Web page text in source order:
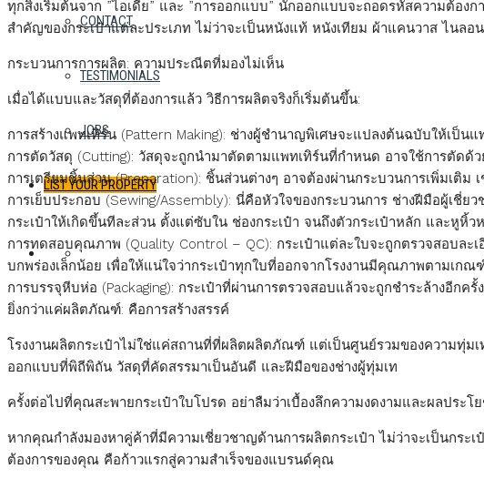
CONTACT
TESTIMONIALS
JOBS
LIST YOUR PROPERTY
FAVORITES0
ทุกสิ่งเริ่มต้นจาก ”ไอเดีย” และ ”การออกแบบ” นักออกแบบจะถอดรหัสความต้อ
สำคัญของกระเป๋าแต่ละประเภท ไม่ว่าจะเป็นหนังแท้ หนังเทียม ผ้าแคนวาส ไนล
กระบวนการการผลิต: ความประณีตที่มองไม่เห็น
เมื่อได้แบบและวัสดุที่ต้องการแล้ว วิธีการผลิตจริงก็เริ่มต้นขึ้น:
การสร้างแพทเทิร์น (Pattern Making): ช่างผู้ชำนาญพิเศษจะแปลงต้นฉบับให้เป็
การตัดวัสดุ (Cutting): วัสดุจะถูกนำมาตัดตามแพทเทิร์นที่กำหนด อาจใช้การตัด
การเตรียมชิ้นส่วน (Preparation): ชิ้นส่วนต่างๆ อาจต้องผ่านกระบวนการเพิ่มเติ
การเย็บประกอบ (Sewing/Assembly): นี่คือหัวใจของกระบวนการ ช่างฝีมือผู้เชี่
กระเป๋าให้เกิดขึ้นทีละส่วน ตั้งแต่ซับใน ช่องกระเป๋า จนถึงตัวกระเป๋าหลัก และหูหิ้ว
การทดสอบคุณภาพ (Quality Control – QC): กระเป๋าแต่ละใบจะถูกตรวจสอบล
บกพร่องเล็กน้อย เพื่อให้แน่ใจว่ากระเป๋าทุกใบที่ออกจากโรงงานมีคุณภาพตามเกณ
การบรรจุหีบห่อ (Packaging): กระเป๋าที่ผ่านการตรวจสอบแล้วจะถูกชำระล้างอีก
ยิ่งกว่าแค่ผลิตภัณฑ์: คือการสร้างสรรค์
โรงงานผลิตกระเป๋าไม่ใช่แค่สถานที่ที่ผลิตผลิตภัณฑ์ แต่เป็นศูนย์รวมของความทุ่ม
ออกแบบที่พิถีพิถัน วัสดุที่คัดสรรมาเป็นอันดี และฝีมือของช่างผู้ทุ่มเท
ครั้งต่อไปที่คุณสะพายกระเป๋าใบโปรด อย่าลืมว่าเบื้องลึกความงดงามและผลประ
หากคุณกำลังมองหาคู่ค้าที่มีความเชี่ยวชาญด้านการผลิตกระเป๋า ไม่ว่าจะเป็นกระ
ต้องการของคุณ คือก้าวแรกสู่ความสำเร็จของแบรนด์คุณ